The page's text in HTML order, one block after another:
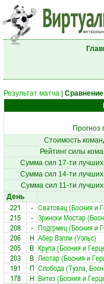
Результат матча
Прогноз
Стоимость
Рейтинг силы
Сумма сил 17-ти лучших
Сумма сил 14-ти лучших
Сумма сил 11-ти лучших
День
221 - Сватовац (Босния и
215 - Зрински Мостар
208 - Подгрмец (Босния и
206 Н Абер Вэлли (Уэльс)
205 В Крупа (Босния и
203 В Леотар (Босния и
191 П Слобода (Тузла,
178 Н Витез (Босния и